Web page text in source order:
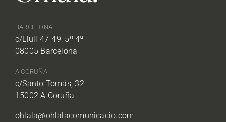
BARCELONA
c/Llull 47-49, 5º 4ª
08005 Barcelona
A CORUÑA
c/Santo Tomás, 32
15002 A Coruña
ohlala@ohlalacomunicacio.com